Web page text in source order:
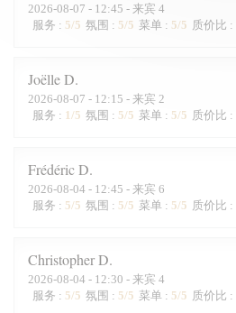
2026-08-07 - 12:45 - 来宾 4
服务 : 5/5 氛围 : 5/5 菜单 : 5/5 质价比 :
JoëlleD
2026-08-07 - 12:15 - 来宾 2
服务 : 1/5 氛围 : 5/5 菜单 : 5/5 质价比 :
FrédéricD
2026-08-04 - 12:45 - 来宾 6
服务 : 5/5 氛围 : 5/5 菜单 : 5/5 质价比 :
ChristopherD
2026-08-04 - 12:30 - 来宾 4
服务 : 5/5 氛围 : 5/5 菜单 : 5/5 质价比 :